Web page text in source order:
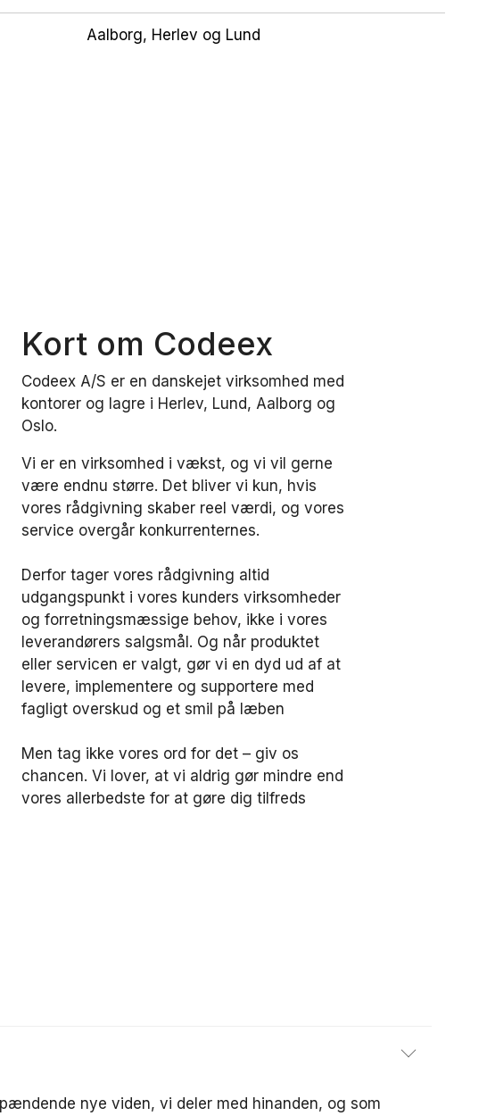
Aalborg, Herlev og Lund
Kort om Codeex
Codeex A/S er en danskejet virksomhed med
kontorer og lagre i Herlev, Lund, Aalborg og
Oslo.
Vi er en virksomhed i vækst, og vi vil gerne
være endnu større. Det bliver vi kun, hvis
vores rådgivning skaber reel værdi, og vores
service overgår konkurrenternes.
Derfor tager vores rådgivning altid
udgangspunkt i vores kunders virksomheder
og forretningsmæssige behov, ikke i vores
leverandørers salgsmål. Og når produktet
eller servicen er valgt, gør vi en dyd ud af at
levere, implementere og supportere med
fagligt overskud og et smil på læben
Men tag ikke vores ord for det – giv os
chancen. Vi lover, at vi aldrig gør mindre end
vores allerbedste for at gøre dig tilfreds
nye viden, vi deler med hinanden, og som